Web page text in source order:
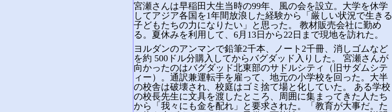
宮瀬さんは早稲田大生当時の99年、風の会を設立。大学を休学
してアジア各国を1年間放浪した経験から「厳しい状況で生きる
子どもたちの力になりたい」と思った。 教材販売会社に勤め
る。夏休みを利用して、6月13日から22日まで現地を訪れた。
ヨルダンのアンマンで鉛筆2千本、ノート2千冊、消しゴムなど
を約 500ドル分購入してからバグダッド入りした。 宮瀬さんが
向かったのはバグダッド北東部のサドルシティ（旧サダムシテ
ィー）。通訳兼運転手を雇って、地元の小学校を回った。大半
の校舎は破壊され、校庭はゴミ捨て場と化していた。 ある学校
の校長先生に文具を渡したところ、周囲に集まってきた人たち
から「我々にも金を配れ」と要求された。「教育が大事だ。た